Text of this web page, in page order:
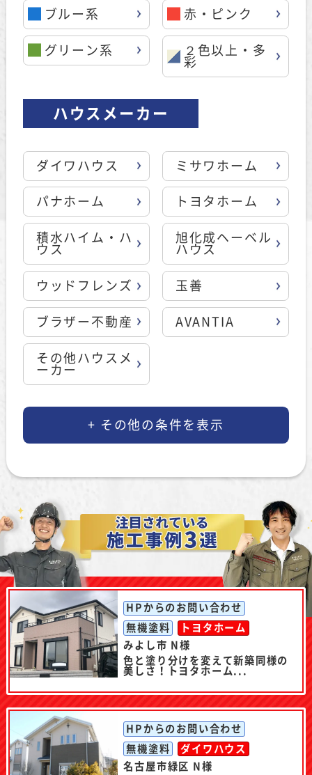
ブルー系 赤・ピンク
グリーン系
２色以上・多
彩
ハウスメーカー
ダイワハウス ミサワホーム
パナホーム トヨタホーム
積水ハイム・ハ
ウス
旭化成ヘーベル
ハウス
ウッドフレンズ 玉善
ブラザー不動産 AVANTIA
その他ハウスメ
ーカー
HPからのお問い合わせ
無機塗料
トヨタホーム
みよし市 N様
色と塗り分けを変えて新築同様の
美しさ！トヨタホーム...
HPからのお問い合わせ
無機塗料
ダイワハウス
名古屋市緑区 N様